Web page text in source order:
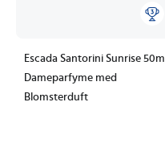
Escada Santorini Sunrise 50ml
Dameparfyme med
Blomsterduft